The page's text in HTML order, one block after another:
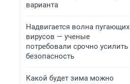
варианта
Надвигается волна пугающих
вирусов — ученые
потребовали срочно усилить
безопасность
Какой будет зима можно